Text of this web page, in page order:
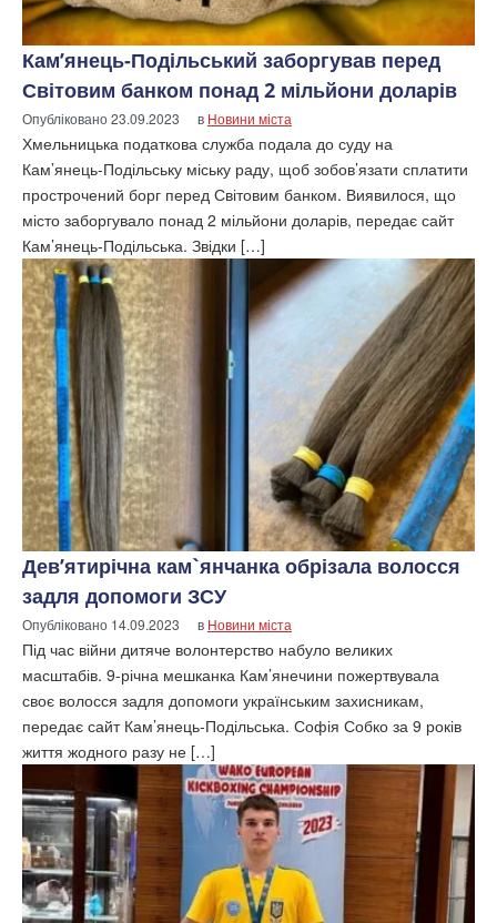
Кам’янець-Подільський заборгував перед
Світовим банком понад 2 мільйони доларів
Опубліковано23.09.2023 в Новини міста
Хмельницька податкова служба подала до суду на
Кам’янець-Подільську міську раду, щоб зобов’язати сплатити
прострочений борг перед Світовим банком. Виявилося, що
місто заборгувало понад 2 мільйони доларів, передає сайт
Кам’янець-Подільська. Звідки […]
Дев’ятирічна кам`янчанка обрізала волосся
задля допомоги ЗСУ
Опубліковано 14.09.2023 в Новини міста
Під час війни дитяче волонтерство набуло великих
масштабів. 9-річна мешканка Кам’янечини пожертвувала
своє волосся задля допомоги українським захисникам,
передає сайт Кам’янець-Подільська. Софія Собко за 9 років
життя жодного разу не […]